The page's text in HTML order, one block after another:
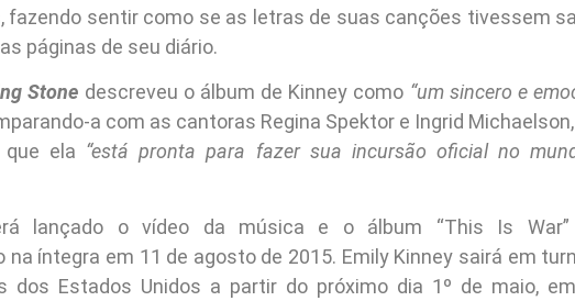
fazendo sentir como se as letras de suas canções tivessem
páginas de seu diário.
Stone descreveu o álbum de Kinney como “um sincero e
a com as cantoras Regina Spektor e Ingrid
que ela “está pronta para fazer sua incursão oficial no
lançado o vídeo da música e o álbum “This Is War”
na íntegra em 11 de agosto de 2015. Emily Kinney sairá em
dos Estados Unidos a partir do próximo dia 1º de maio,